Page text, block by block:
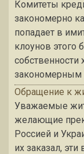
Комитеты
закономерно
попадает в
клоунов этого
собственности
закономерным
Обращение к
Уважаемые
желающие
Россией и
их заказал,